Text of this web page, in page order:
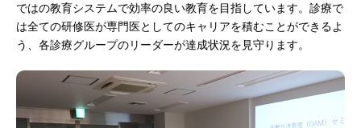
ではの教育システムで効率の良い教育を目指しています。診療で
は全ての研修医が専門医としてのキャリアを積むことができるよ
う、各診療グループのリーダーが達成状況を見守ります。